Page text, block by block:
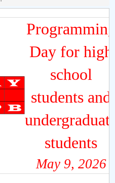
Day for high
school
students and
students
May 9, 2026